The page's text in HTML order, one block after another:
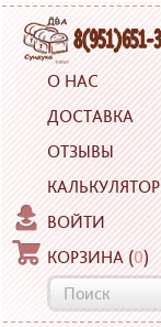
О НАС
ДОСТАВКА
ОТЗЫВЫ
КАЛЬКУЛЯТОР
ВОЙТИ
КОРЗИНА (0)